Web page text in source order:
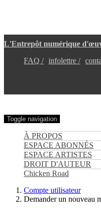
au
contenu
principal
L'Entrepôt numérique
FAQ / infolettre /
Toggle navigation
À PROPOS
ESPACE ABONNÉS
ESPACE ARTISTES
DROIT D'AUTEUR
Chicken Road
Compte utilisateur
Demander un nouveau